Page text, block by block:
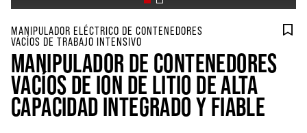
MANIPULADOR ELÉCTRICO DE CONTENEDORES
VACÍOS DE TRABAJO INTENSIVO
MANIPULADOR DE CONTENEDORES
VACÍOS DE ION DE LITIO DE ALTA
CAPACIDAD INTEGRADO Y FIABLE